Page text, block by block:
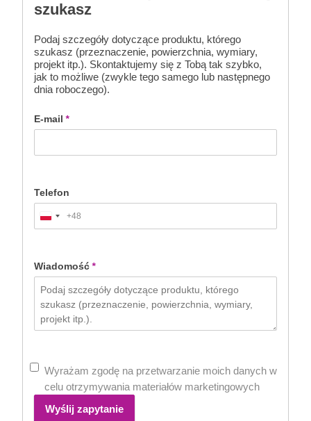
szukasz
Podaj szczegóły dotyczące produktu, którego
szukasz (przeznaczenie, powierzchnia, wymiary,
projekt itp.). Skontaktujemy się z Tobą tak szybko,
jak to możliwe (zwykle tego samego lub następnego
dnia roboczego).
E-mail *
Telefon
Poland
+48
+48
Wiadomość*
Wyrażam zgodę na przetwarzanie moich danych w
celu otrzymywania materiałów marketingowych
Wyślij zapytanie